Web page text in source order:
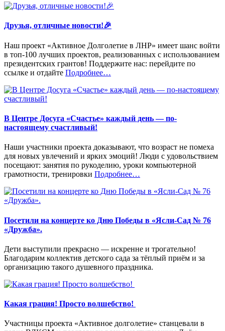
Друзья, отличные новости!🎉
Наш проект «Активное Долголетие в ЛНР» имеет шанс войти
в топ‑100 лучших проектов, реализованных с использованием
президентских грантов! Поддержите нас: перейдите по
ссылке и отдайте Подробнее«%s»
…
В Центре Досуга «Счастье» каждый день — по-
настоящему счастливый!
Наши участники проекта доказывают, что возраст не помеха
для новых увлечений и ярких эмоций! Люди с удовольствием
посещают: занятия по рукоделию, уроки компьютерной
грамотности, тренировки Подробнее«%s»
…
Посетили на концерте ко Дню Победы в «Ясли-Сад № 76
«Дружба».
Дети выступили прекрасно — искренне и трогательно!
Благодарим коллектив детского сада за тёплый приём и за
организацию такого душевного праздника.
Какая грация! Просто волшебство!
Участницы проекта «Активное долголетие» станцевали в